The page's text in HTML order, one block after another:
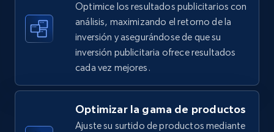
TikTok Shop - Collect TikTok shop products
by keywords search
URL, Title, Available, Description, Currency, Initial
price, Final price, Discount percent, and more.
Comenzar ahora
Optimice los resultados publicitarios con
análisis, maximizando el retorno de la
inversión y asegurándose de que su
inversión publicitaria ofrece resultados
cada vez mejores.
Optimizar la gama de productos
Ajuste su surtido de productos mediante